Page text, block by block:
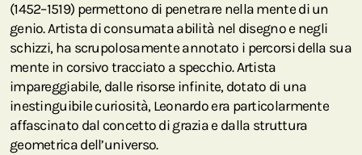
(1452–1519) permettono di penetrare nella mente di un
genio. Artista di consumata abilità nel disegno e negli
schizzi, ha scrupolosamente annotato i percorsi della sua
mente in corsivo tracciato a specchio. Artista
impareggiabile, dalle risorse infinite, dotato di una
inestinguibile curiosità, Leonardo era particolarmente
affascinato dal concetto di grazia e dalla struttura
geometrica dell’universo.